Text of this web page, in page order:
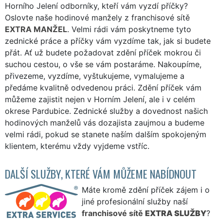
Horního Jelení odborníky, kteří vám vyzdí příčky?
Oslovte naše hodinové manžely z franchisové sítě
EXTRA MANŽEL. Velmi rádi vám poskytneme tyto
zednické práce a příčky vám vyzdíme tak, jak si budete
přát. Ať už budete požadovat zdění příček mokrou či
suchou cestou, o vše se vám postaráme. Nakoupíme,
přivezeme, vyzdíme, vyštukujeme, vymalujeme a
předáme kvalitně odvedenou práci. Zdění příček vám
můžeme zajistit nejen v Horním Jelení, ale i v celém
okrese Pardubice. Zednické služby a dovednost našich
hodinových manželů vás dozajista zaujmou a budeme
velmi rádi, pokud se stanete naším dalším spokojeným
klientem, kterému vždy vyjdeme vstříc.
DALŠÍ SLUŽBY, KTERÉ VÁM MŮŽEME NABÍDNOUT
Máte kromě zdění příček zájem i o
jiné profesionální služby naší
franchisové sítě EXTRA SLUŽBY?